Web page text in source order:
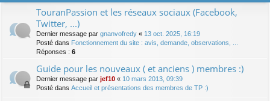
TouranPassion et les réseaux sociaux (Facebook,
Twitter, ...)
Dernier message par gnanvofredy « 13 oct. 2025, 16:19
Posté dans Fonctionnement du site : avis, demande, observations, ...
Réponses : 6
Guide pour les nouveaux ( et anciens ) membres :)
Dernier message par jef10 « 10 mars 2013, 09:39
Posté dans Accueil et présentations des membres de TP :)